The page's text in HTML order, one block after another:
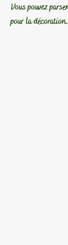
Vous pouvez
pour la